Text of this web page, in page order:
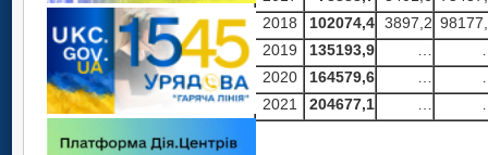
2018
102074,4 3897,2
2019
135193,9
2020
164579,6
2021
204677,1